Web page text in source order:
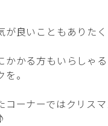
が良いこともありた
かかる方もいらしゃ
。
コーナーではクリス